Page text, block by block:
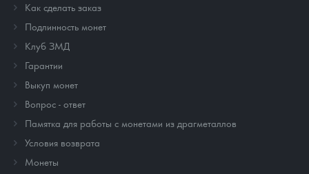
Как сделать заказ
Подлинность монет
Клуб ЗМД
Гарантии
Выкуп монет
Вопрос - ответ
Памятка для работы с монетами из драгметаллов
Условия возврата
Монеты